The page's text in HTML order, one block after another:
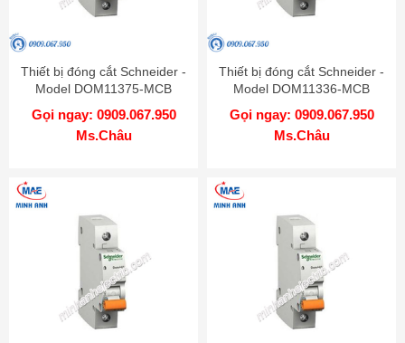
Thiết bị đóng cắt Schneider -
Model DOM11375-MCB
Gọi ngay: 0909.067.950
Ms.Châu
Thiết bị đóng cắt Schneider -
Model DOM11336-MCB
Gọi ngay: 0909.067.950
Ms.Châu